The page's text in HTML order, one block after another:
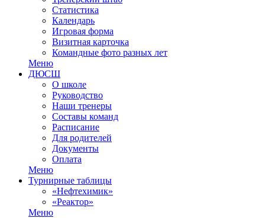
Статистика
Календарь
Игровая форма
Визитная карточка
Командные фото разных лет
Меню
ДЮСШ
О школе
Руководство
Наши тренеры
Составы команд
Расписание
Для родителей
Документы
Оплата
Меню
Турнирные таблицы
«Нефтехимик»
«Реактор»
Меню